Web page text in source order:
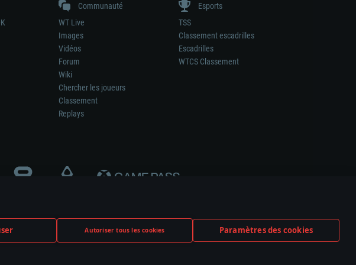
Autoriser tous les cookies Paramètres des cookies
Communauté
WT Live
Images
Vidéos
Forum
Wiki
Chercher les joueurs
Classement
Replays
Esports
TSS
Classement escadrilles
Escadrilles
WTCS Classement
sponsoring ou à l’approbation de tout fabricant d’armes ou de véhicule.